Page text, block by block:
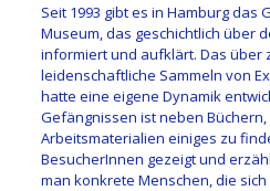
Seit 1993 gibt es in Hamburg das
Museum, das geschichtlich über
informiert und aufklärt. Das über
leidenschaftliche Sammeln von
hatte eine eigene Dynamik
Gefängnissen ist neben
Arbeitsmaterialien einiges zu
BesucherInnen gezeigt und
man konkrete Menschen, die